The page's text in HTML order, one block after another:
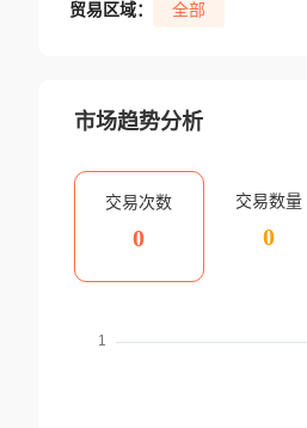
贸易区域： 全部
市场趋势分析
交易次数
0
交易数量
0